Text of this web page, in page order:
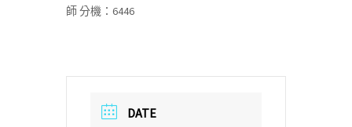
師 分機：6446
DATE